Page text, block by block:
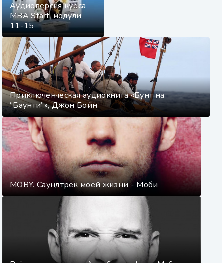
Аудиоверсия курса
MBA Start, модули
11-15
Приключенческая аудиокнига «Бунт на
“Баунти”», Джон Бойн
MOBY. Саундтрек моей жизни - Моби